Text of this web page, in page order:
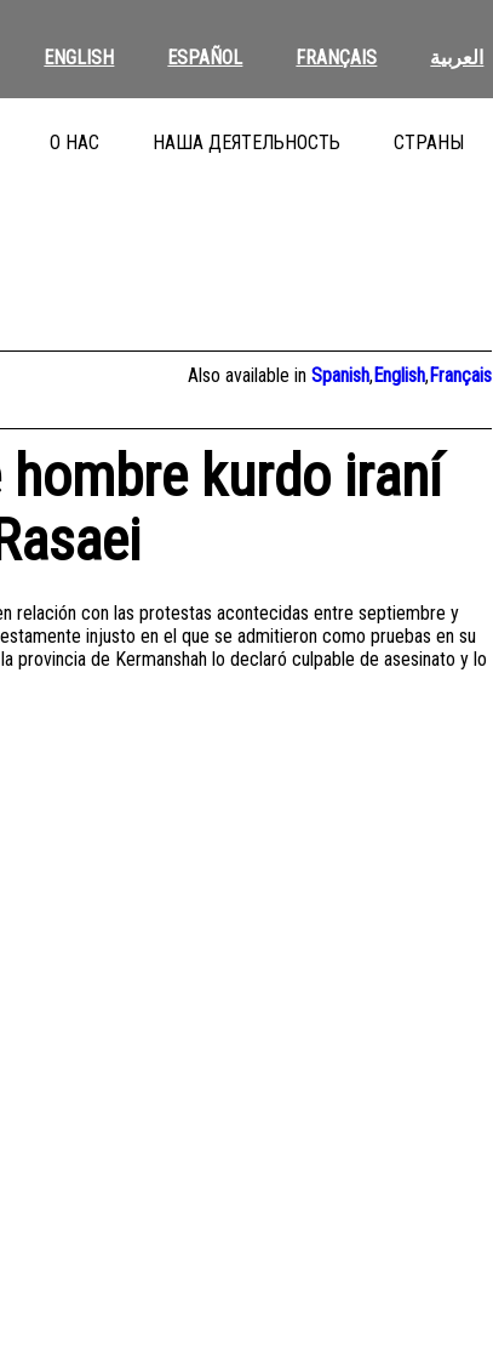
ENGLISH ESPAÑOL FRANÇAIS العربية
О НАС НАША ДЕЯТЕЛЬНОСТЬ СТРАНЫ
Also available inSpanish,English,Français
kurdo iraní
relación con las protestas acontecidas entre septiembre y
injusto en el que se admitieron como pruebas en su
provincia de Kermanshah lo declaró culpable de asesinato y lo